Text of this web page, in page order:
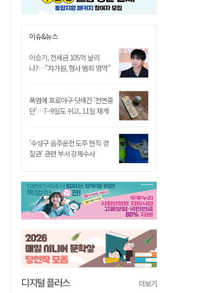
이슈&뉴스
이승기, 전세금 105억 날리
나?…"차가원, 형사 범죄 영역"
폭염에 프로야구 닷새간 '전면중
단'…7~9일도 쉬고, 11일 재개
'수성구 음주운전 도주 현직 경
찰관' 관련 부서 강제수사
디지털 플러스 더보기